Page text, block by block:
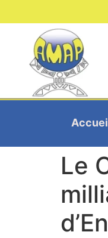
Le